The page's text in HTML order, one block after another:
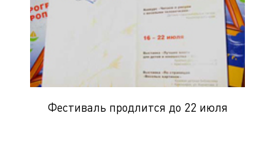
Фестиваль продлится до 22 июля